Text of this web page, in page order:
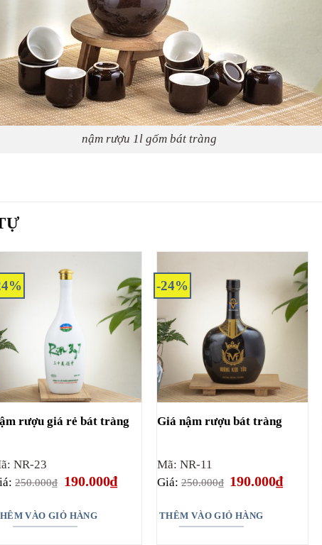
nậm rượu 1l gốm bát tràng
rượu giá rẻ bát tràng
NR-23
250.000₫ Giá
gốc
250.000₫.
190.000₫Giá
hiện
VÀO GIỎ HÀNG
-24%
Giá nậm rượu bát tràng
Mã: NR-11
Giá:250.000₫ Giá
gốc
250.000₫.
190.000₫Giá
hiện
THÊM VÀO GIỎ HÀNG